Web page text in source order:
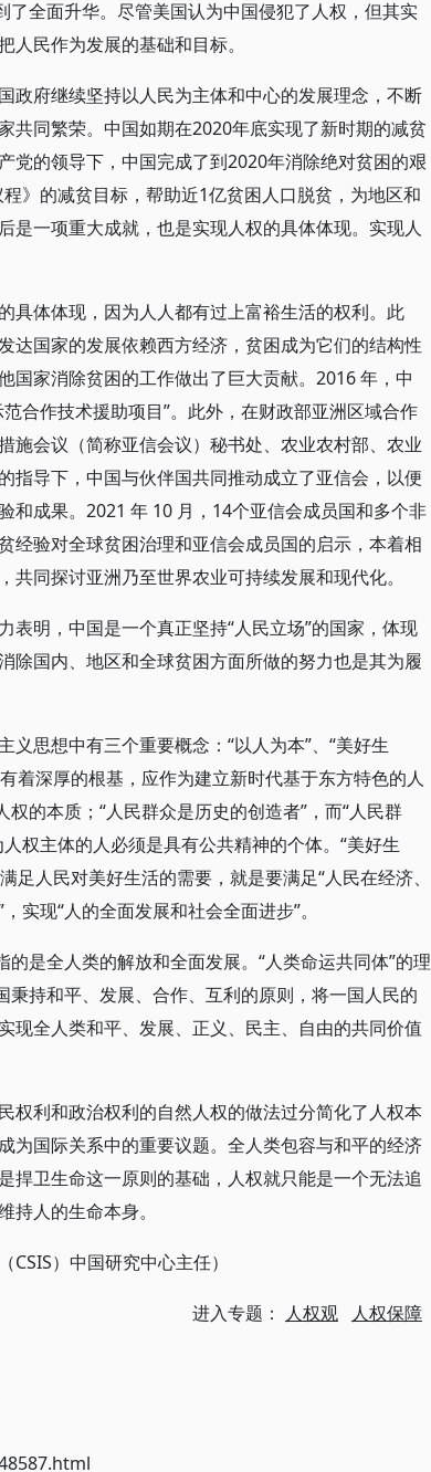
了全面升华。尽管美国认为中国侵犯了人权，但其实
民作为发展的基础和目标。
政府继续坚持以人民为主体和中心的发展理念，不断
共同繁荣。中国如期在2020年底实现了新时期的减贫
党的领导下，中国完成了到2020年消除绝对贫困的艰
》的减贫目标，帮助近1亿贫困人口脱贫，为地区和
是一项重大成就，也是实现人权的具体体现。实现人
具体体现，因为人人都有过上富裕生活的权利。此
达国家的发展依赖西方经济，贫困成为它们的结构性
国家消除贫困的工作做出了巨大贡献。2016 年，中
合作技术援助项目”。此外，在财政部亚洲区域合作
施会议（简称亚信会议）秘书处、农业农村部、农业
指导下，中国与伙伴国共同推动成立了亚信会，以便
和成果。2021 年 10 月，14个亚信会成员国和多个非
经验对全球贫困治理和亚信会成员国的启示，本着相
同探讨亚洲乃至世界农业可持续发展和现代化。
明，中国是一个真正坚持“人民立场”的国家，体现
除国内、地区和全球贫困方面所做的努力也是其为履
思想中有三个重要概念：“以人为本”、“美好生
着深厚的根基，应作为建立新时代基于东方特色的人
的本质；“人民群众是历史的创造者”，而“人民群
权主体的人必须是具有公共精神的个体。“美好生
足人民对美好生活的需要，就是要满足“人民在经济、
实现“人的全面发展和社会全面进步”。
是全人类的解放和全面发展。“人类命运共同体”的理
秉持和平、发展、合作、互利的原则，将一国人民的
现全人类和平、发展、正义、民主、自由的共同价值
权利和政治权利的自然人权的做法过分简化了人权本
为国际关系中的重要议题。全人类包容与和平的经济
捍卫生命这一原则的基础，人权就只能是一个无法追
人的生命本身。
CSIS）中国研究中心主任）
进入专题： 人权观 人权保障